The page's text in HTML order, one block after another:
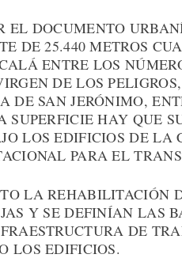
EL DOCUMENTO
DE 25.440 METROS
ENTRE LOS
DE LOS
DE SAN JERÓNIMO,
SUPERFICIE HAY QUE
LOS EDIFICIOS DE
PARA EL
LA REHABILITACIÓN
Y SE DEFINÍAN LAS
DE
LOS EDIFICIOS.